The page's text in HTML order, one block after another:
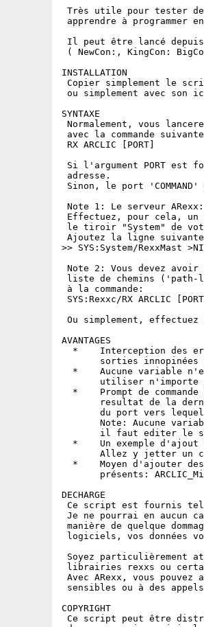
Très utile pour tester
apprendre à programmer
Il peut être lancé
( NewCon:, KingCon:
INSTALLATION
Copier simplement le
ou simplement avec
SYNTAXE
Normalement, vous
avec la commande
RX ARCLIC [PORT]
Si l'argument PORT est
adresse.
Sinon, le port
Note 1: Le serveur
Effectuez, pour cela, un
le tiroir "System" de
Ajoutez la ligne
>> SYS:System/
Note 2: Vous devez
liste de chemins ('path-
à la commande:
SYS:Rexxc/RX ARCLIC
Ou simplement,
AVANTAGES
*    Interception des
sorties innopinées
*    Aucune variable
utiliser n'importe
*    Prompt de commande
resultat de la
du port vers
Note: Aucune
il faut editer le
*    Un exemple d'ajout
Allez y jetter un
*    Moyen d'ajouter
présents:
DECHARGE
Ce script est fournis tel
Je ne pourrai en aucun
manière de quelque
logiciels, vos données
Soyez particulièrement
librairies rexxs ou
Avec ARexx, vous pouvez
sensibles ou à des
COPYRIGHT
Ce script peut être